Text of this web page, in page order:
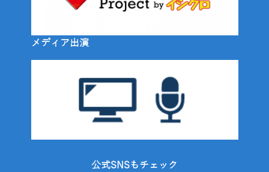
メディア出演
公式SNSもチェック